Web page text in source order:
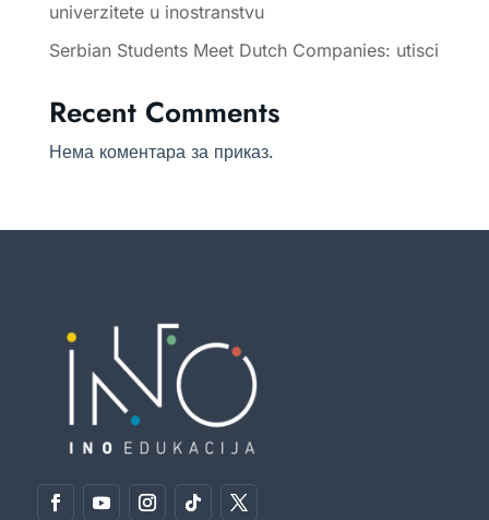
univerzitete u inostranstvu
Serbian Students Meet Dutch Companies: utisci
Recent Comments
Нема коментара за приказ.